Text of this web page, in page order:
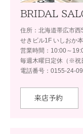
BRIDAL
住所：北海道帯広市
せきビル1F いしおか
営業時間：10:00～
毎週木曜日定休（※祝
電話番号：0155-24-
来店予約